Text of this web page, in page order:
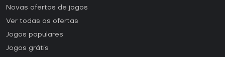
Novas ofertas de jogos
Ver todas as ofertas
Jogos populares
Jogos grátis